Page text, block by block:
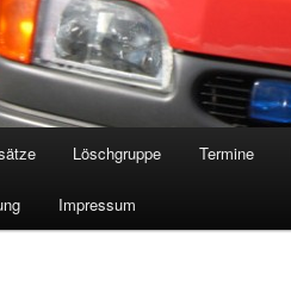
Löschgruppe Termine
Impressum